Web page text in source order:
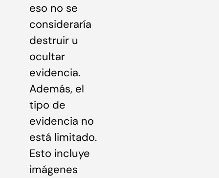
eso no se
consideraría
destruir u
ocultar
evidencia.
Además, el
tipo de
evidencia no
está limitado.
Esto incluye
imágenes